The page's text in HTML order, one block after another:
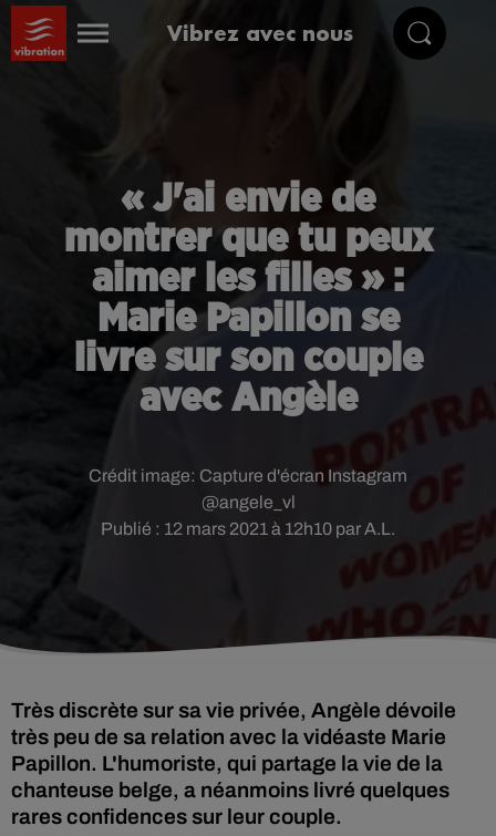
Vibrez avec nous
« J'ai envie de
montrer que tu peux
aimer les filles » :
Marie Papillon se
livre sur son couple
avec Angèle
Publié : 12 mars 2021 à 12h10 par A.L.
Crédit image: Capture d'écran Instagram
@angele_vl
Très discrète sur sa vie privée, Angèle dévoile
très peu de sa relation avec la vidéaste Marie
Papillon. L'humoriste, qui partage la vie de la
chanteuse belge, a néanmoins livré quelques
rares confidences sur leur couple.